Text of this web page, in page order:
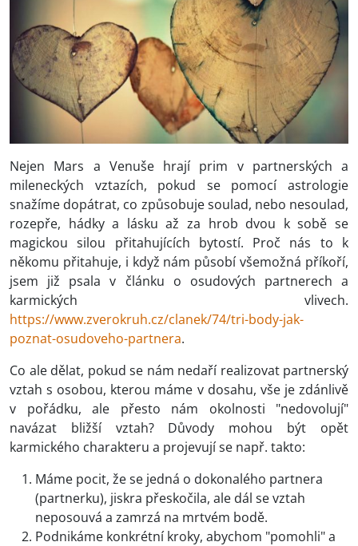
Nejen Mars a Venuše hrají prim v partnerských a
mileneckých vztazích, pokud se pomocí astrologie
snažíme dopátrat, co způsobuje soulad, nebo nesoulad,
rozepře, hádky a lásku až za hrob dvou k sobě se
magickou silou přitahujících bytostí. Proč nás to k
někomu přitahuje, i když nám působí všemožná příkoří,
jsem již psala v článku o osudových partnerech a
karmických vlivech.
https://www.zverokruh.cz/clanek/74/tri-body-jak-
poznat-osudoveho-partnera.
Co ale dělat, pokud se nám nedaří realizovat partnerský
vztah s osobou, kterou máme v dosahu, vše je zdánlivě
v pořádku, ale přesto nám okolnosti "nedovolují"
navázat bližší vztah? Důvody mohou být opět
karmického charakteru a projevují se např. takto:
Máme pocit, že se jedná o dokonalého partnera
(partnerku), jiskra přeskočila, ale dál se vztah
neposouvá a zamrzá na mrtvém bodě.
Podnikáme konkrétní kroky, abychom "pomohli" a